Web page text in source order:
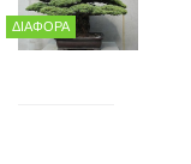
ΔΙΆΦΟΡΑ